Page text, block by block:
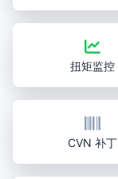
扭矩监控
CVN 补丁